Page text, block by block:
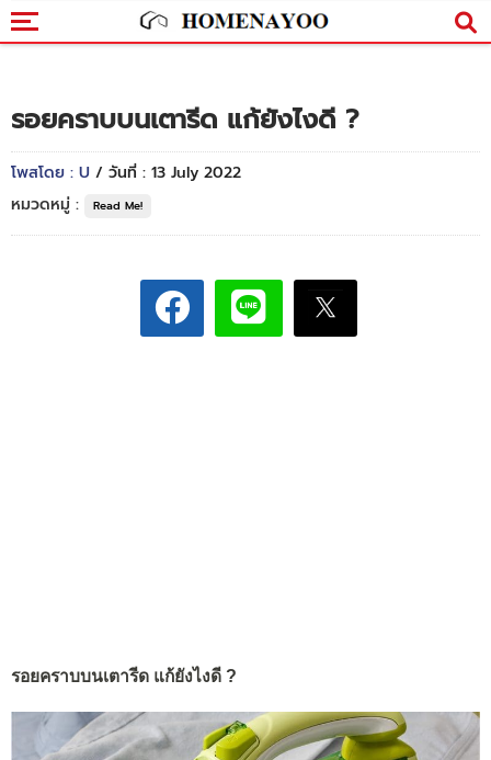
รอยคราบบนเตารีด แก้ยังไงดี ?
โพสโดย : U / วันที่ : 13 July 2022
หมวดหมู่ :
Read Me!
รอยคราบบนเตารีด แก้ยังไงดี ?